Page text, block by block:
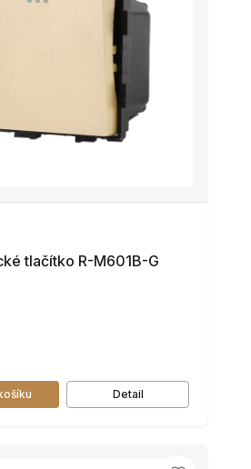
tlačítko R-M601B-G
Detail